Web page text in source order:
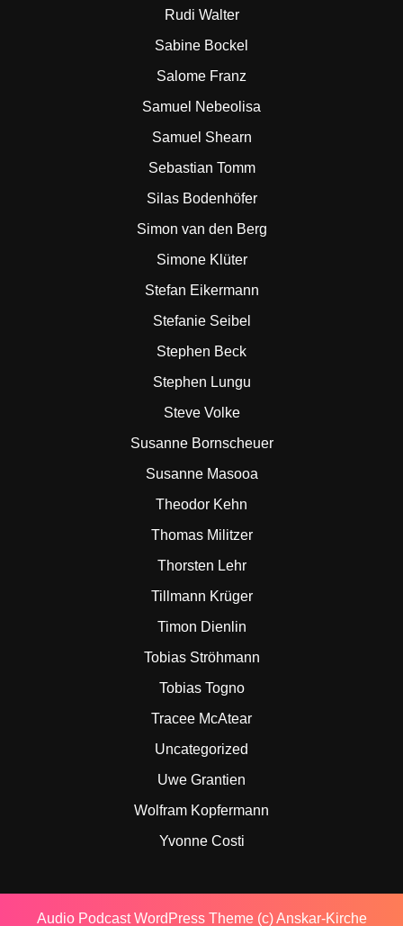
Rudi Walter
Sabine Bockel
Salome Franz
Samuel Nebeolisa
Samuel Shearn
Sebastian Tomm
Silas Bodenhöfer
Simon van den Berg
Simone Klüter
Stefan Eikermann
Stefanie Seibel
Stephen Beck
Stephen Lungu
Steve Volke
Susanne Bornscheuer
Susanne Masooa
Theodor Kehn
Thomas Militzer
Thorsten Lehr
Tillmann Krüger
Timon Dienlin
Tobias Ströhmann
Tobias Togno
Tracee McAtear
Uncategorized
Uwe Grantien
Wolfram Kopfermann
Yvonne Costi
Audio Podcast WordPress Theme(c) Anskar-Kirche